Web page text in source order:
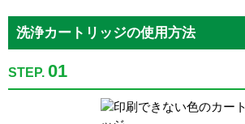
洗浄カートリッジの使用方法
STEP. 01